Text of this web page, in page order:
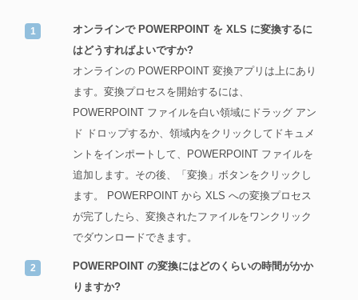
オンラインで POWERPOINT を XLS に変換するに
はどうすればよいですか?
オンラインの POWERPOINT 変換アプリは上にあり
ます。変換プロセスを開始するには、
POWERPOINT ファイルを白い領域にドラッグ アン
ド ドロップするか、領域内をクリックしてドキュメ
ントをインポートして、POWERPOINT ファイルを
追加します。その後、「変換」ボタンをクリックし
ます。 POWERPOINT から XLS への変換プロセス
が完了したら、変換されたファイルをワンクリック
でダウンロードできます。
POWERPOINT の変換にはどのくらいの時間がかか
りますか?